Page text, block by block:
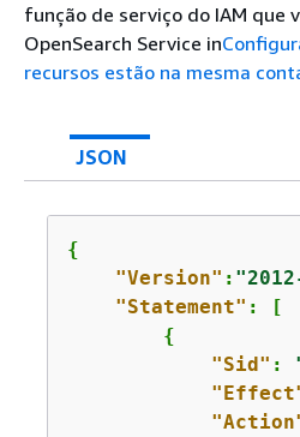
função de serviço do IAM que
OpenSearch Service in
recursos estão na mesma
JSON
{
"Version" :
"Statement" : [
{
"Sid" :